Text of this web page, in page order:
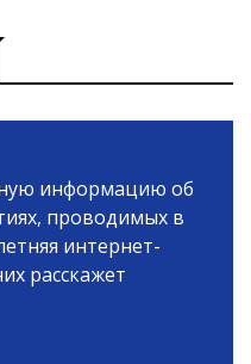
информацию об
проводимых в
интернет-
расскажет